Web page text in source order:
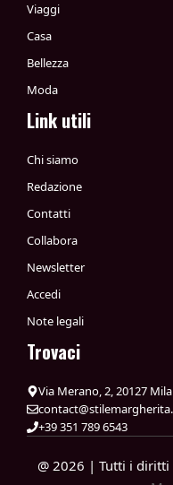
Viaggi
Casa
Bellezza
Moda
Link utili
Chi siamo
Redazione
Contatti
Collabora
Newsletter
Accedi
Note legali
Trovaci
Via Merano, 2, 20127
+39 351 789 6543
@ 2026 | Tutti i